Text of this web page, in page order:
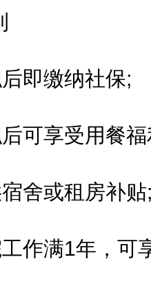
缴纳社保;
享受用餐福
或租房补贴
满1年，可